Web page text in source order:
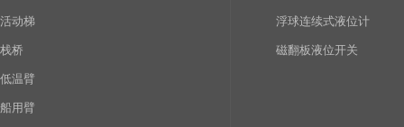
活动梯
栈桥
低温臂
船用臂
浮球连续式液位计
磁翻板液位开关